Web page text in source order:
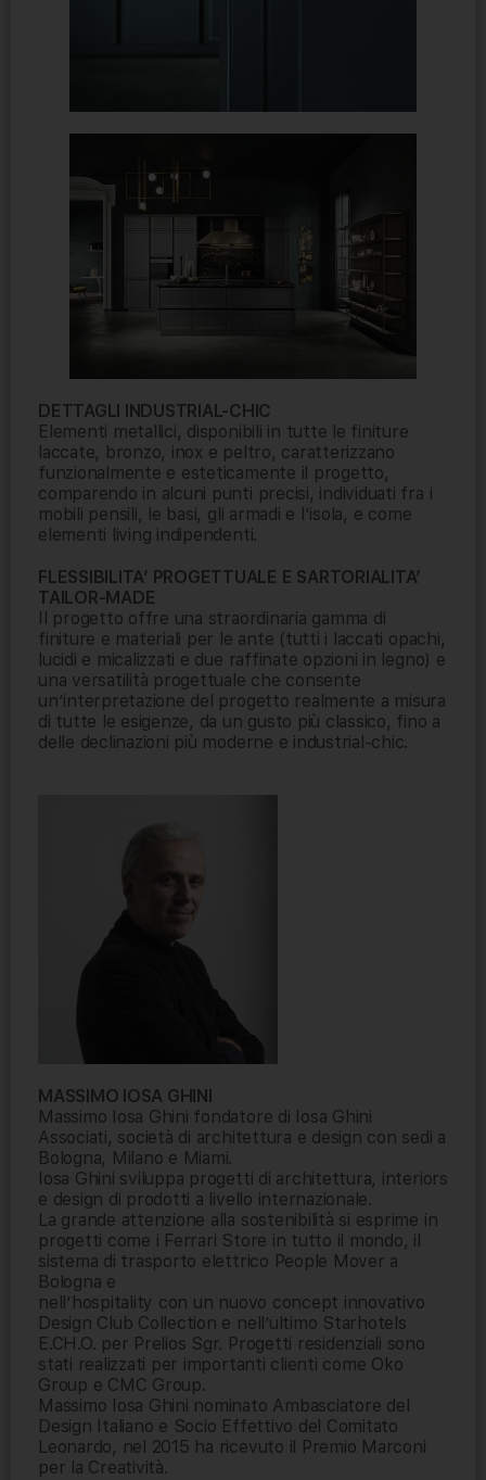
DETTAGLI INDUSTRIAL-CHIC
Elementi metallici, disponibili in tutte le finiture
laccate, bronzo, inox e peltro, caratterizzano
funzionalmente e esteticamente il progetto,
comparendo in alcuni punti precisi, individuati fra i
mobili pensili, le basi, gli armadi e l’isola, e come
elementi living indipendenti.
FLESSIBILITA’ PROGETTUALE E SARTORIALITA’
TAILOR-MADE
Il progetto offre una straordinaria gamma di
finiture e materiali per le ante (tutti i laccati opachi,
lucidi e micalizzati e due raffinate opzioni in legno) e
una versatilità progettuale che consente
un’interpretazione del progetto realmente a misura
di tutte le esigenze, da un gusto più classico, fino a
delle declinazioni più moderne e industrial-chic.
MASSIMO IOSA GHINI
Massimo Iosa Ghini fondatore di Iosa Ghini
Associati, società di architettura e design con sedi a
Bologna, Milano e Miami.
Iosa Ghini sviluppa progetti di architettura, interiors
e design di prodotti a livello internazionale.
La grande attenzione alla sostenibilità si esprime in
progetti come i Ferrari Store in tutto il mondo, il
sistema di trasporto elettrico People Mover a
Bologna e
nell’hospitality con un nuovo concept innovativo
Design Club Collection e nell’ultimo Starhotels
E.CH.O. per Prelios Sgr. Progetti residenziali sono
stati realizzati per importanti clienti come Oko
Group e CMC Group.
Massimo Iosa Ghini nominato Ambasciatore del
Design Italiano e Socio Effettivo del Comitato
Leonardo, nel 2015 ha ricevuto il Premio Marconi
per la Creatività.